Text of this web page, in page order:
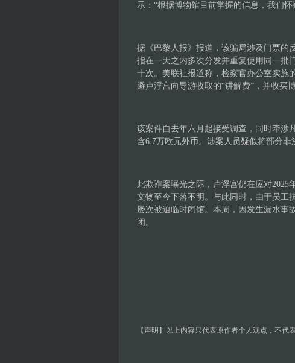
示：“根据博物馆目前掌握的信息，我们
据《巴黎人报》报道，该骗局涉及门票的
指在一天之内多次分发并重复使用同一批
十次。美联社报道称，检察官办公室实施
避卢浮宫向导游收取的“讲解费”，并收买
该案件自去年六月起接受调查，同时牵涉
含6.7万欧元外币。涉案人员疑似将部分非
此欺诈案曝光之际，卢浮宫仍在应对2025
文物至今下落不明。与此同时，由于员工
屡次被迫临时闭馆。本周，因发生漏水事
闭。
【声明】以上内容只代表原作者个人观点，不代